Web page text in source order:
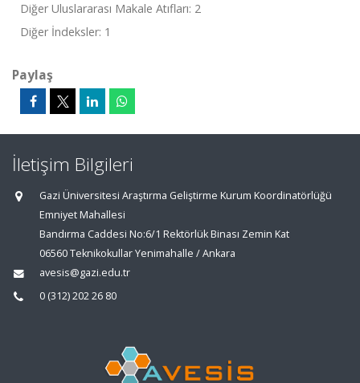
Diğer Uluslararası Makale Atıfları: 2
Diğer İndeksler: 1
Paylaş
İletişim Bilgileri
Gazi Üniversitesi Araştırma Geliştirme Kurum Koordinatörlüğü
Emniyet Mahallesi
Bandırma Caddesi No:6/1 Rektörlük Binası Zemin Kat
06560 Teknikokullar Yenimahalle / Ankara
avesis@gazi.edu.tr
0 (312) 202 26 80